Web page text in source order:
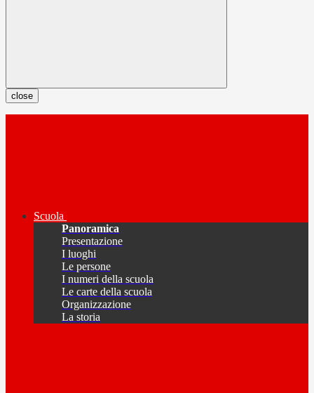
close
Scuola
Panoramica
Presentazione
I luoghi
Le persone
I numeri della scuola
Le carte della scuola
Organizzazione
La storia